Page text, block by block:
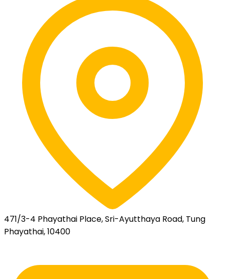
471/3-4 Phayathai Place, Sri-Ayutthaya Road, Tung
Phayathai, 10400